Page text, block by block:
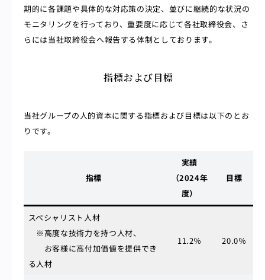
期的に各課題や具体的な対応策の決定、並びに継続的な状況の
モニタリングを行っており、重要度に応じて各社取締役会、さ
らには当社取締役会へ報告する体制としております。
指標および目標
当社グループの人的資本に関する指標および目標は以下のとお
りです。
指標
実績
（2024年
度）
目標
スペシャリスト人材
※高度な技術力を持つ人材、
お客様に高付加価値を提供でき
る人材
11.2％ 20.0％